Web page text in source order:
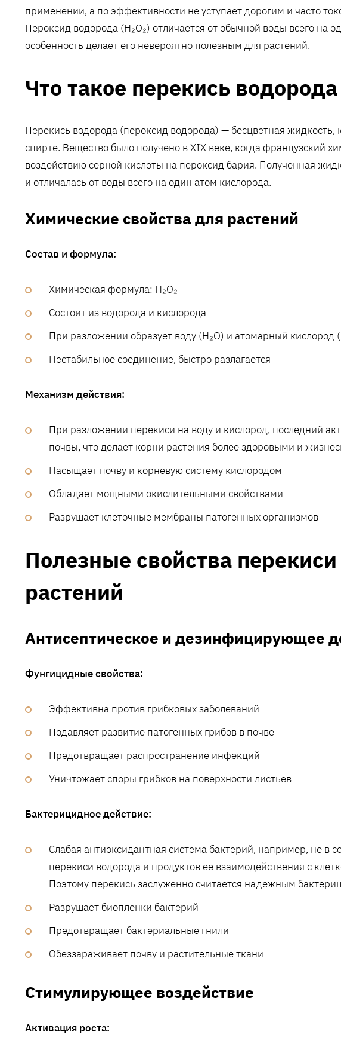
применении, а по эффективности не уступает дорогим и часто
Пероксид водорода (H₂O₂) отличается от обычной воды всего на
особенность делает его невероятно полезным для растений.
Что такое перекись
Перекись водорода (пероксид водорода) — бесцветная жидкость,
спирте. Вещество было получено в XIX веке, когда французский
воздействию серной кислоты на пероксид бария. Полученная
и отличалась от воды всего на один атом кислорода.
Химические свойства для растений
Состав и формула:
Химическая формула: H₂O₂
Состоит из водорода и кислорода
При разложении образует воду (H₂O) и атомарный кислород
Нестабильное соединение, быстро разлагается
Механизм действия:
При разложении перекиси на воду и кислород, последний
почвы, что делает корни растения более здоровыми и
Насыщает почву и корневую систему кислородом
Обладает мощными окислительными свойствами
Разрушает клеточные мембраны патогенных организмов
Полезные свойства
растений
Антисептическое и дезинфицирующее
Фунгицидные свойства:
Эффективна против грибковых заболеваний
Подавляет развитие патогенных грибов в почве
Предотвращает распространение инфекций
Уничтожает споры грибков на поверхности листьев
Бактерицидное действие:
Слабая антиоксидантная система бактерий, например, не в
перекиси водорода и продуктов ее взаимодействения с
Поэтому перекись заслуженно считается надежным
Разрушает биопленки бактерий
Предотвращает бактериальные гнили
Обеззараживает почву и растительные ткани
Стимулирующее воздействие
Активация роста: